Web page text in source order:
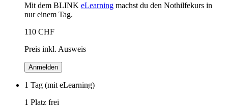
Mit dem BLINK eLearning machst du den Nothilfekurs in
nur einem Tag.
110 CHF
Preis inkl. Ausweis
Anmelden
1 Tag (mit eLearning)
1 Platz frei